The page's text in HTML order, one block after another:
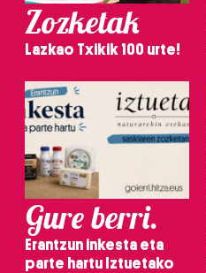
Zozketak
Lazkao Txikik 100 urte!
Gure berri.
Erantzun inkesta eta
parte hartu Iztuetako